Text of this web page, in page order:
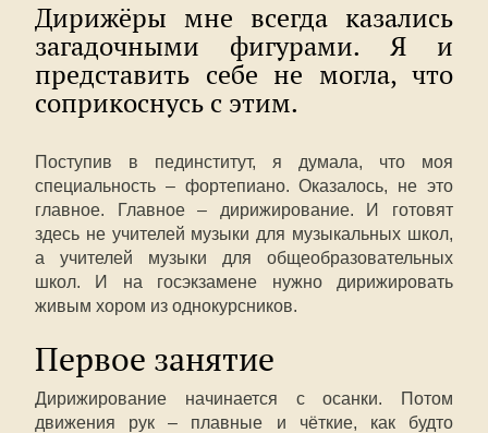
Дирижёры мне всегда казались
загадочными фигурами. Я и
представить себе не могла, что
соприкоснусь с этим.
Поступив в пединститут, я думала, что моя
специальность – фортепиано. Оказалось, не это
главное. Главное – дирижирование. И готовят
здесь не учителей музыки для музыкальных школ,
а учителей музыки для общеобразовательных
школ. И на госэкзамене нужно дирижировать
живым хором из однокурсников.
Первое занятие
Дирижирование начинается с осанки. Потом
движения рук – плавные и чёткие, как будто